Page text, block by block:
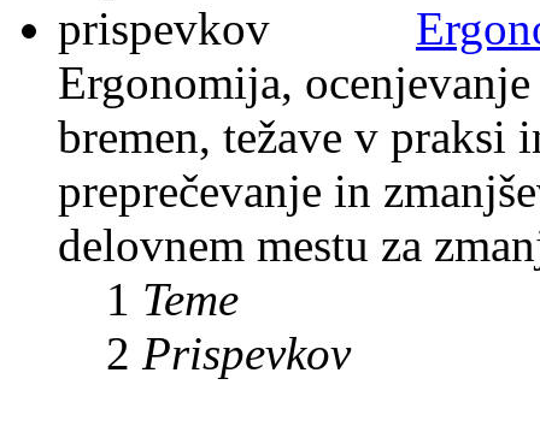
Ergonomija,
bremen, težave v praksi
preprečevanje in
delovnem mestu za
1 Teme
2 Prispevkov